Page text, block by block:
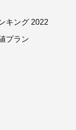
キング 2022
プラン